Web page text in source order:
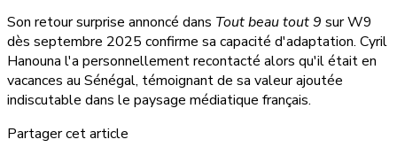
Son retour surprise annoncé dans Tout beau tout 9 sur W9
dès septembre 2025 confirme sa capacité d'adaptation. Cyril
Hanouna l'a personnellement recontacté alors qu'il était en
vacances au Sénégal, témoignant de sa valeur ajoutée
indiscutable dans le paysage médiatique français.
Partager cet article